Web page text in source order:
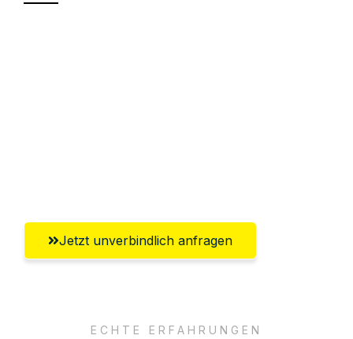
Jetzt unverbindlich anfragen
ECHTE ERFAHRUNGEN